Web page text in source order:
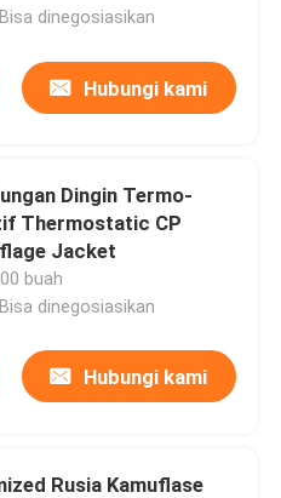
Luar Ruangan
Air
dinegosiasikan
Hubungi kami
Dingin Termo-
Thermostatic CP
Jacket
buah
dinegosiasikan
Hubungi kami
Rusia Kamuflase